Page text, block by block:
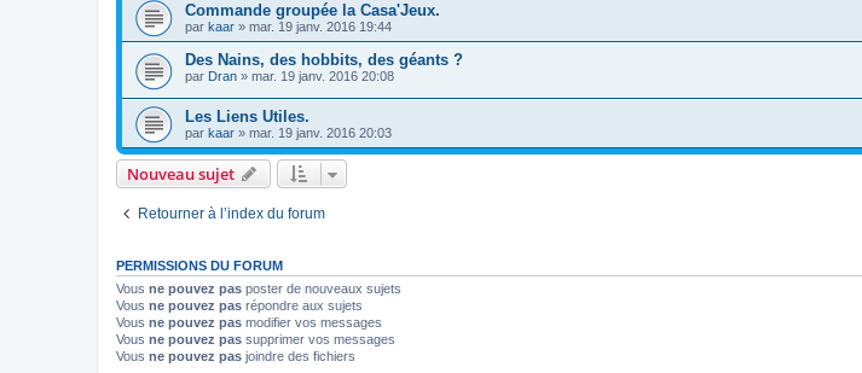
Commande groupée la Casa'Jeux.
par kaar » mar. 19 janv. 2016 19:44
Des Nains, des hobbits, des géants ?
par Dran » mar. 19 janv. 2016 20:08
Les Liens Utiles.
par kaar » mar. 19 janv. 2016 20:03
Nouveau sujet
Retourner à l’index du forum
PERMISSIONS DU FORUM
Vous ne pouvez pas poster de nouveaux sujets
Vous ne pouvez pas répondre aux sujets
Vous ne pouvez pas modifier vos messages
Vous ne pouvez pas supprimer vos messages
Vous ne pouvez pas joindre des fichiers